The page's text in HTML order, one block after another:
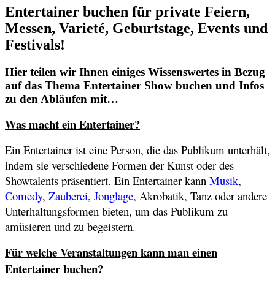
Entertainer buchen für private Feiern,
Messen, Varieté, Geburtstage, Events und
Festivals!
Hier teilen wir Ihnen einiges Wissenswertes in Bezug
auf das Thema Entertainer Show buchen und Infos
zu den Abläufen mit…
Was macht ein Entertainer?
Ein Entertainer ist eine Person, die das Publikum unterhält,
indem sie verschiedene Formen der Kunst oder des
Showtalents präsentiert. Ein Entertainer kann Musik,
Comedy, Zauberei, Jonglage, Akrobatik, Tanz oder andere
Unterhaltungsformen bieten, um das Publikum zu
amüsieren und zu begeistern.
Für welche Veranstaltungen kann man einen
Entertainer buchen?